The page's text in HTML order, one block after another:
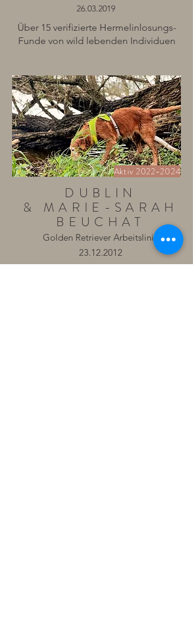
26.03.2019
Über 15 verifizierte Hermelinlosungs-
Funde von wild lebenden Individuen
Aktiv 2022-2024
DUBLIN
& MARIE-SARAH
BEUCHAT
Golden Retriever Arbeitslinie
23.12.2012